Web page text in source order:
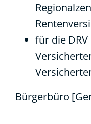
für die
Bürgerbüro